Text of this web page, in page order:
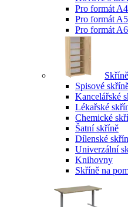
Pro formát A4
Pro formát A5
Pro formát A6
Skříně
Spisové
Kancelářské
Lékařské
Chemické
Šatní skříně
Dílenské
Univerzální
Knihovny
Skříně na